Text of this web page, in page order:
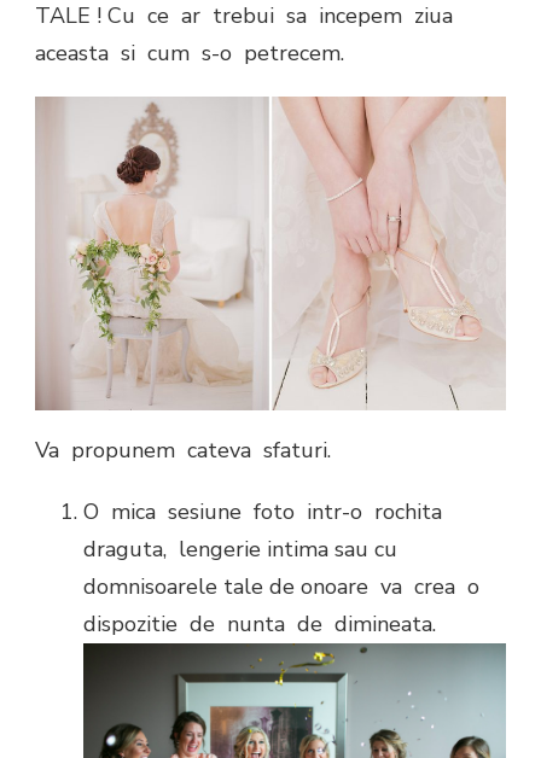
TALE ! Cu ce ar trebui sa incepem ziua
aceasta si cum s-o petrecem.
Va propunem cateva sfaturi.
O mica sesiune foto intr-o rochita
draguta, lengerie intima sau cu
domnisoarele tale de onoare va crea o
dispozitie de nunta de dimineata.